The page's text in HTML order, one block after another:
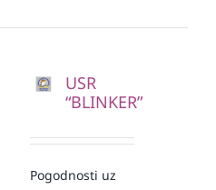
USR
“BLINKER”
Pogodnosti uz